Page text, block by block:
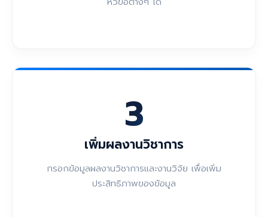
3
เพิ่มผลงานวิชาการ
กรอกข้อมูลผลงานวิชาการและงานวิจัย เพื่อเพิ่ม
ประสิทธิภาพของข้อมูล